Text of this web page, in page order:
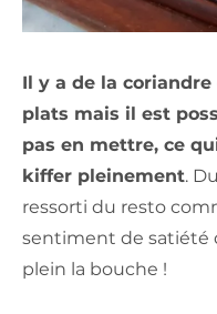
Il y a de la
plats mais il est
pas en mettre, ce
kiffer pleinement.
ressorti du resto
sentiment de satiété
plein la bouche !